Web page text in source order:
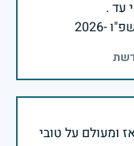
-2026
ומעולם על טובי